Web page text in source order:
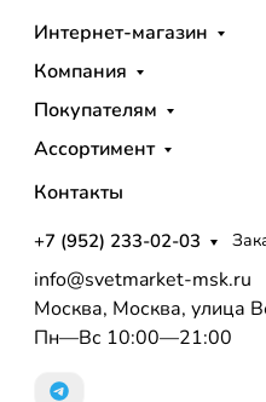
Интернет-магазин
Компания
Покупателям
Ассортимент
Контакты
+7 (952) 233-02-03
info@svetmarket-msk.ru
Москва, Москва, улица
Пн—Вс 10:00—21:00